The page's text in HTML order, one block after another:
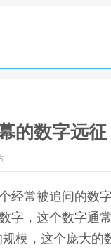
的数字远征
经常被追问的数
字，这个数字通
模，这个庞大的